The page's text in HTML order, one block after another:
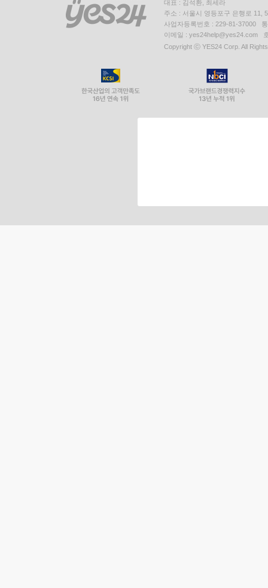
대표 : 김석환, 최세라
주소 : 서울시 영등포구 은행로 11,
사업자등록번호 : 229-81-37000
이메일 : yes24help@yes24.com
Copyright ⓒ YES24 Corp. All